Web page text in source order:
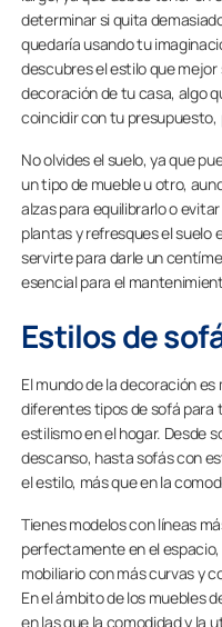
determinar si quita
quedaría usando tu
descubres el estilo que
decoración de tu casa, algo
coincidir con tu
No olvides el suelo, ya que
un tipo de mueble u otro,
alzas para equilibrarlo o
plantas y refresques el suelo
servirte para darle un
esencial para el
Estilos de
El mundo de la decoración
diferentes tipos de sofá para
estilismo en el hogar. Desde
descanso, hasta sofás con
el estilo, más que en la
Tienes modelos con líneas
perfectamente en el
mobiliario con más curvas y
En el ámbito de los muebles
en las que la comodidad y la